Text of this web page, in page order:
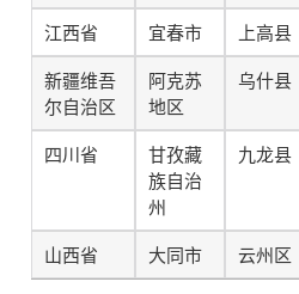
江西省
宜春市
上高县
新疆维吾
尔自治区
阿克苏
地区
乌什县
四川省
甘孜藏
族自治
州
九龙县
山西省 大同市 云州区